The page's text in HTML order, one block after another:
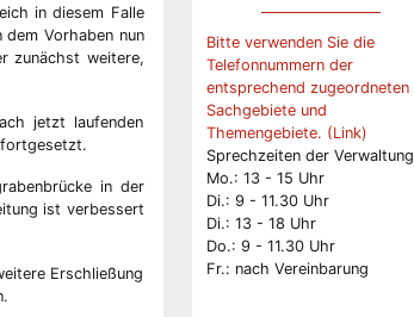
in diesem Falle
Vorhaben nun
zunächst weitere,
jetzt laufenden
fortgesetzt.
in der
ist verbessert
Erschließung
Bitte verwenden Sie die
Telefonnummern der
entsprechend zugeordneten
Sachgebiete und
Themengebiete. (Link)
Sprechzeiten der Verwaltung
Mo.: 13 - 15 Uhr
Di.: 9 - 11.30 Uhr
Di.: 13 - 18 Uhr
Do.: 9 - 11.30 Uhr
Fr.: nach Vereinbarung